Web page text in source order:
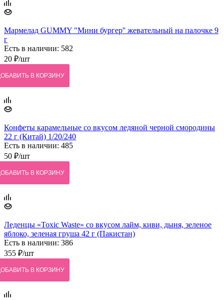
Мармелад GUMMY "Мини бургер'' жевательный на палочке 9
г
Есть в наличии: 582
20 ₽/шт
В КОРЗИНУ
Конфеты карамельные со вкусом ледяной черной смородины
22 г (Китай) 1/20/240
Есть в наличии: 485
50 ₽/шт
В КОРЗИНУ
Леденцы «Toxic Waste» со вкусом лайм, киви, дыня, зеленое
яблоко, зеленая груша 42 г (Пакистан)
Есть в наличии: 386
355 ₽/шт
В КОРЗИНУ